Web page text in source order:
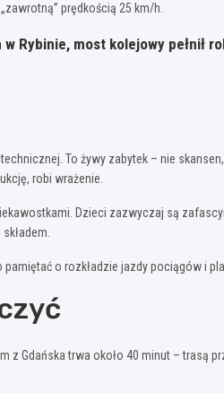
prędkością 25 km/h.
Rybinie, most kolejowy pełnił
To żywy zabytek – nie
robi wrażenie.
Dzieci zazwyczaj są
o rozkładzie jazdy pociągów i
z Gdańska trwa około 40 minut –